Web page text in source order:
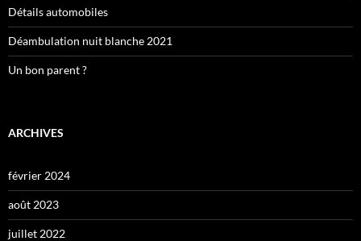
Détails automobiles
Déambulation nuit blanche 2021
Un bon parent ?
ARCHIVES
février 2024
août 2023
juillet 2022